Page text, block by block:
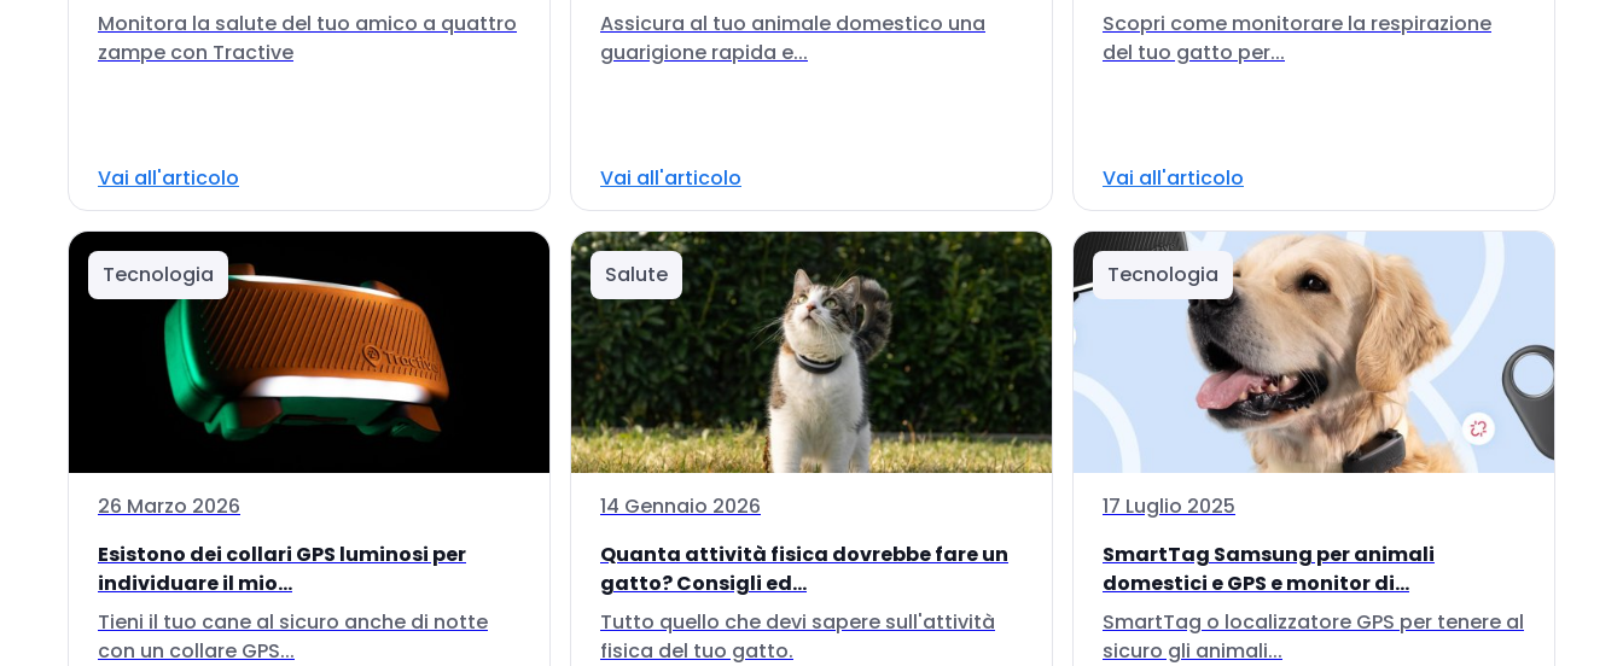
Monitora la salute del tuo amico a quattro
zampe con Tractive
Vai all'articolo
Assicura al tuo animale domestico una
guarigione rapida e...
Vai all'articolo
Scopri come monitorare la respirazione
del tuo gatto per...
Vai all'articolo
Tecnologia
26 Marzo 2026
Esistono dei collari GPS luminosi per
individuare il mio...
Tieni il tuo cane al sicuro anche di notte
con un collare GPS...
Salute
14 Gennaio 2026
Quanta attività fisica dovrebbe fare un
gatto? Consigli ed...
Tutto quello che devi sapere sull'attività
fisica del tuo gatto.
Tecnologia
17 Luglio 2025
SmartTag Samsung per animali
domestici e GPS e monitor di...
SmartTag o localizzatore GPS per tenere al
sicuro gli animali...